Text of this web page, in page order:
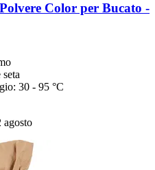
Color per Bucato -​
30 - 95 °C
agosto